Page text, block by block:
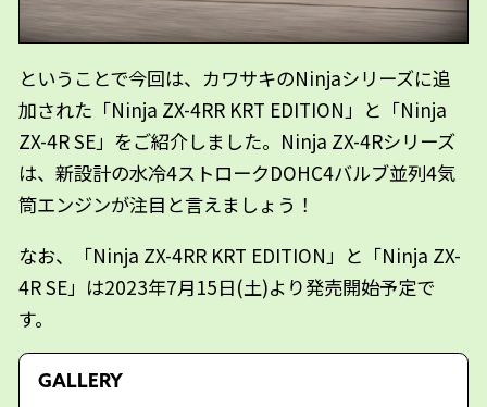
ということで今回は、カワサキのNinjaシリーズに追
加された「Ninja ZX-4RR KRT EDITION」と「Ninja
ZX-4R SE」をご紹介しました。Ninja ZX-4Rシリーズ
は、新設計の水冷4ストロークDOHC4バルブ並列4気
筒エンジンが注目と言えましょう！
なお、「Ninja ZX-4RR KRT EDITION」と「Ninja ZX-
4R SE」は2023年7月15日(土)より発売開始予定で
す。
GALLERY